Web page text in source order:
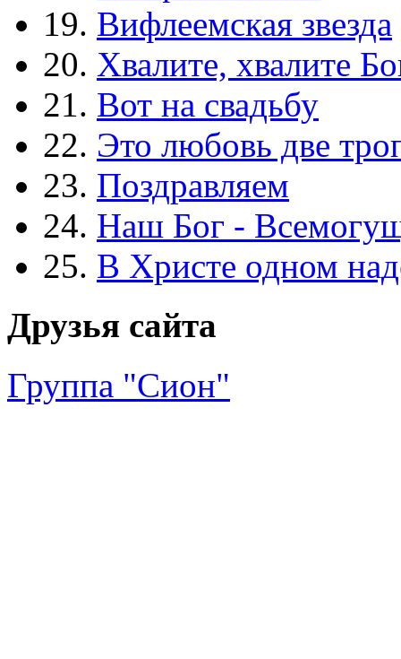
19. Вифлеемская звезда
20. Хвалите, хвалите
21. Вот на свадьбу
22. Это любовь две
23. Поздравляем
24. Наш Бог -
25. В Христе одном
Друзья сайта
Группа "Сион"